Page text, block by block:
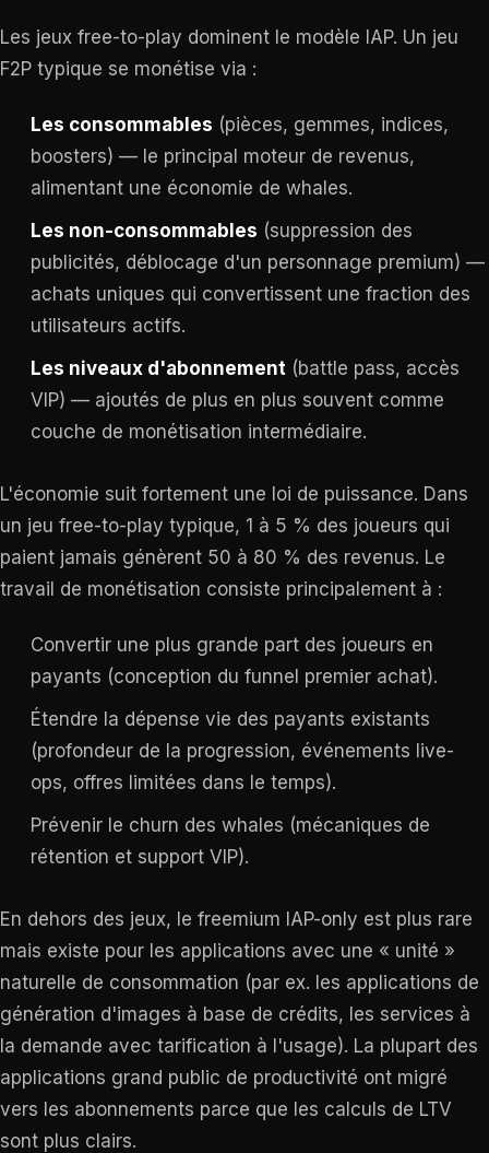
Les jeux free-to-play dominent le modèle IAP. Un jeu
F2P typique se monétise via :
Les consommables (pièces, gemmes, indices,
boosters) — le principal moteur de revenus,
alimentant une économie de whales.
Les non-consommables (suppression des
publicités, déblocage d'un personnage premium) —
achats uniques qui convertissent une fraction des
utilisateurs actifs.
Les niveaux d'abonnement (battle pass, accès
VIP) — ajoutés de plus en plus souvent comme
couche de monétisation intermédiaire.
L'économie suit fortement une loi de puissance. Dans
un jeu free-to-play typique, 1 à 5 % des joueurs qui
paient jamais génèrent 50 à 80 % des revenus. Le
travail de monétisation consiste principalement à :
Convertir une plus grande part des joueurs en
payants (conception du funnel premier achat).
Étendre la dépense vie des payants existants
(profondeur de la progression, événements live-
ops, offres limitées dans le temps).
Prévenir le churn des whales (mécaniques de
rétention et support VIP).
En dehors des jeux, le freemium IAP-only est plus rare
mais existe pour les applications avec une « unité »
naturelle de consommation (par ex. les applications de
génération d'images à base de crédits, les services à
la demande avec tarification à l'usage). La plupart des
applications grand public de productivité ont migré
vers les abonnements parce que les calculs de LTV
sont plus clairs.